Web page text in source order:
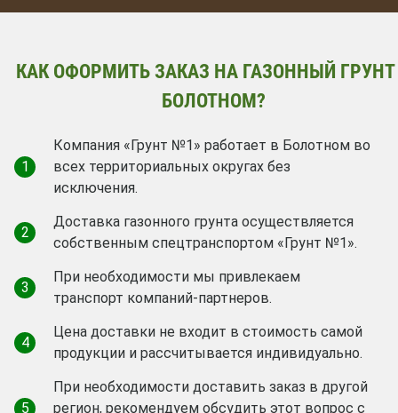
КАК ОФОРМИТЬ ЗАКАЗ НА ГАЗОННЫЙ ГРУНТ
БОЛОТНОМ?
1
Компания «Грунт №1» работает в Болотном во
всех территориальных округах без
исключения.
2
Доставка газонного грунта осуществляется
собственным спецтранспортом «Грунт №1».
3
При необходимости мы привлекаем
транспорт компаний-партнеров.
4
Цена доставки не входит в стоимость самой
продукции и рассчитывается индивидуально.
5
При необходимости доставить заказ в другой
регион, рекомендуем обсудить этот вопрос с